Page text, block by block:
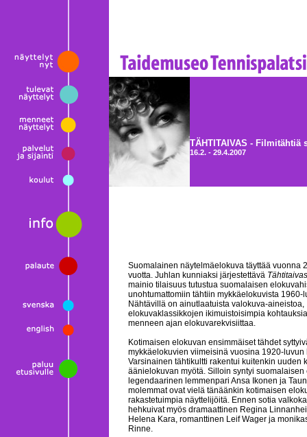
TÄHTITAIVAS - Filmitähtiä
16.2. - 29.4.2007
Suomalainen näytelmäelokuva täyttää vuonna
vuotta. Juhlan kunniaksi järjestettävä Tähtitaivas
mainio tilaisuus tutustua suomalaisen
unohtumattomiin tähtiin mykkäelokuvista 1960-
Nähtävillä on ainutlaatuista valokuva-aineistoa,
elokuvaklassikkojen ikimuistoisimpia
menneen ajan elokuvarekvisiittaa.
Kotimaisen elokuvan ensimmäiset tähdet
mykkäelokuvien viimeisinä vuosina 1920-luvun
Varsinainen tähtikultti rakentui kuitenkin uuden
äänielokuvan myötä. Silloin syntyi suomalaisen
legendaarinen lemmenpari Ansa Ikonen ja
molemmat ovat vielä tänäänkin kotimaisen
rakastetuimpia näyttelijöitä. Ennen sotia
hehkuivat myös dramaattinen Regina
Helena Kara, romanttinen Leif Wager ja
Rinne.